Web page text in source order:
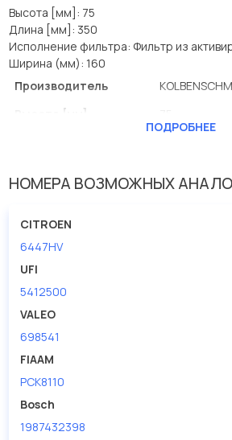
Высота [мм]: 75
Длина [мм]: 350
Исполнение фильтра: Фильтр из
Ширина (мм): 160
Производитель
Высота [мм]
ПОДРОБНЕЕ
НОМЕРА ВОЗМОЖНЫХ
CITROEN
6447HV
UFI
5412500
VALEO
698541
FIAAM
PCK8110
Bosch
1987432398